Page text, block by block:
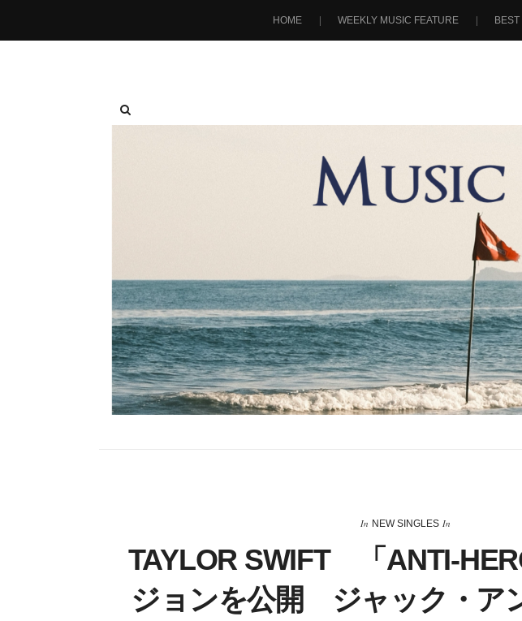
HOME WEEKLY MUSIC FEATURE
In NEW SINGLES In
TAYLOR SWIFT 「ANTI-
ジョンを公開 ジャック・ア